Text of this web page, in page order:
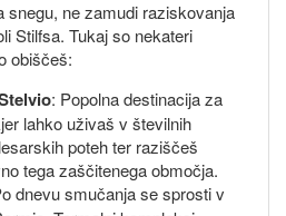
snegu, ne zamudi raziskovanja
Stilfsa. Tukaj so nekateri
obiščeš:
: Popolna destinacija za
lahko uživaš v številnih
poteh ter raziščeš
tega zaščitenega območja.
dnevu smučanja se sprosti v